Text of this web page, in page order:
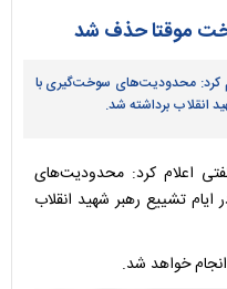
موقتا حذف شد
کرد: محدودیت‌های سوخت‌گیری با
انقلاب برداشته شد.
اعلام کرد: محدودیت‌های
تشییع رهبر شهید انقلاب
خواهد شد.